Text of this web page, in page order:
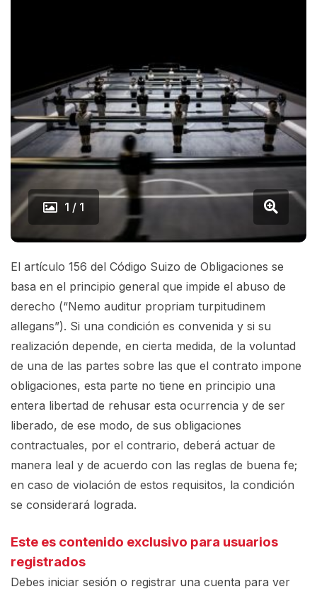
1 / 1
El artículo 156 del Código Suizo de Obligaciones se
basa en el principio general que impide el abuso de
derecho (“Nemo auditur propriam turpitudinem
allegans”). Si una condición es convenida y si su
realización depende, en cierta medida, de la voluntad
de una de las partes sobre las que el contrato impone
obligaciones, esta parte no tiene en principio una
entera libertad de rehusar esta ocurrencia y de ser
liberado, de ese modo, de sus obligaciones
contractuales, por el contrario, deberá actuar de
manera leal y de acuerdo con las reglas de buena fe;
en caso de violación de estos requisitos, la condición
se considerará lograda.
Este es contenido exclusivo para usuarios
registrados
Debes iniciar sesión o registrar una cuenta para ver